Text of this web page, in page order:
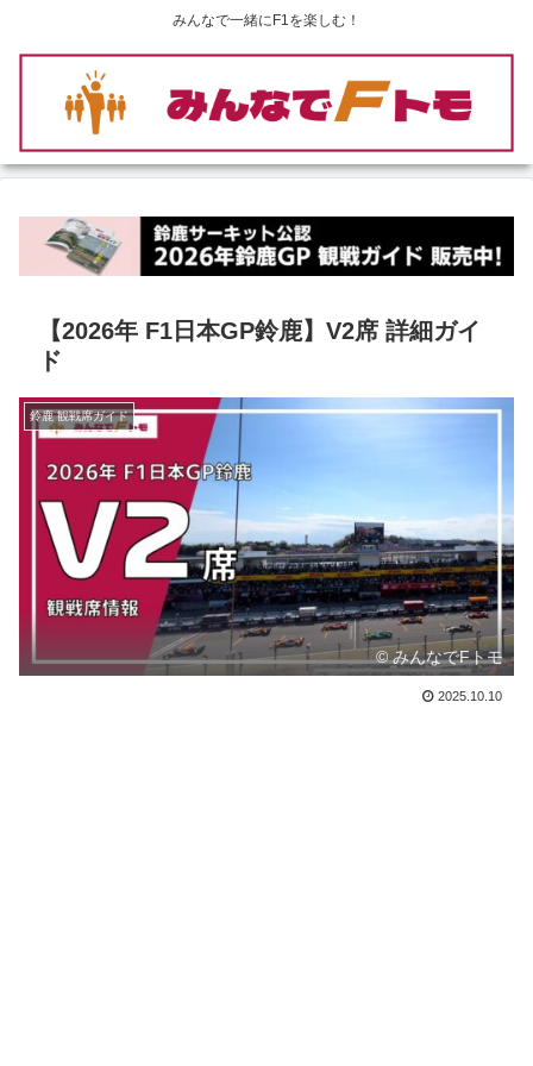
みんなで一緒にF1を楽しむ！
【2026年 F1日本GP鈴鹿】V2席 詳細ガイ
ド
鈴鹿 観戦席ガイド
© みんなでFトモ
2025.10.10